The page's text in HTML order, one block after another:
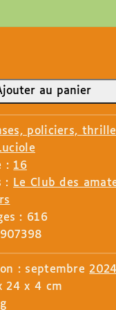
au panier
policiers,
: 16
: Le Club des
: 616
: septembre 2024
24 x 4 cm